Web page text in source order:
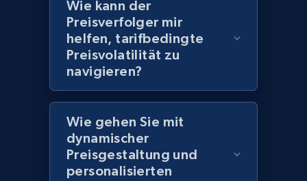
Amazon products global dataset
Title, Seller name, Brand, Description, Initial
price, Currency, Availability, Reviews count, and
more.
2.1K+ 375+
Wie kann der
Preisverfolger mir
helfen, tarifbedingte
Preisvolatilität zu
navigieren?
Wie gehen Sie mit
dynamischer
Preisgestaltung und
personalisierten